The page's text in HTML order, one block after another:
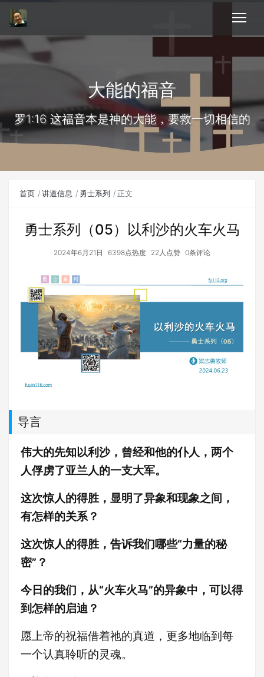
大能的福音
罗1:16 这福音本是神的大能，要救一切相信的
首页 讲道信息 勇士系列 正文
勇士系列（05）以利沙的火车火马
2024年6月21日 6398点热度 22人点赞 0条评论
导言
伟大的先知以利沙，曾经和他的仆人，两个
人俘虏了亚兰人的一支大军。
这次惊人的得胜，显明了异象和现象之间，
有怎样的关系？
这次惊人的得胜，告诉我们哪些“力量的秘
密”？
今日的我们，从“火车火马”的异象中，可以得
到怎样的启迪？
愿上帝的祝福借着祂的真道，更多地临到每
一个认真聆听的灵魂。